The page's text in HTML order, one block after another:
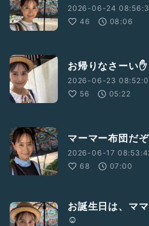
2026-06-24
46
08:06
お帰りなさーい✋
2026-06-23
56
05:22
マーマー布団だ
2026-06-17
68
07:00
お誕生日は、マ
☺️